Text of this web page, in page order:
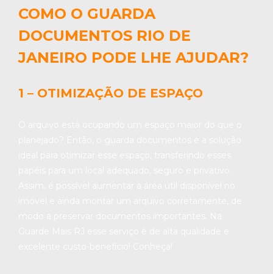
COMO O GUARDA
DOCUMENTOS RIO DE
JANEIRO PODE LHE AJUDAR?
1 – OTIMIZAÇÃO DE ESPAÇO